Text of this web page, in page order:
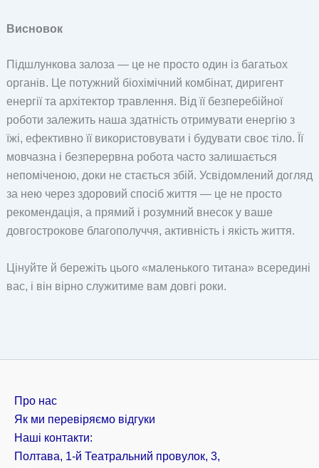
Висновок
Підшлункова залоза — це не просто один із багатьох
органів. Це потужний біохімічний комбінат, диригент
енергії та архітектор травлення. Від її безперебійної
роботи залежить наша здатність отримувати енергію з
їжі, ефективно її використовувати і будувати своє тіло. Її
мовчазна і безперервна робота часто залишається
непоміченою, доки не стається збій. Усвідомлений догляд
за нею через здоровий спосіб життя — це не просто
рекомендація, а прямий і розумний внесок у ваше
довгострокове благополуччя, активність і якість життя.
Цінуйте й бережіть цього «маленького титана» всередині
вас, і він вірно служитиме вам довгі роки.
Про нас
Як ми перевіряємо відгуки
Наші контакти:
Полтава, 1-й Театральний провулок, 3,